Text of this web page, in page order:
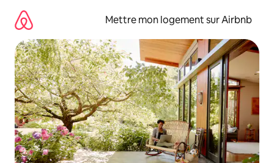
directement
contenu
Mettre mon logement sur Airbnb